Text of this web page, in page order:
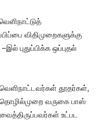
விதிமுறைகளுக்கு
புதுப்பிக்க ஒப்புதல்
வெளிநாட்டவர்கள் தூதர்கள்,
தொழில்முறை வருகை பாஸ்
வைத்திருப்பவர்கள் உட்பட